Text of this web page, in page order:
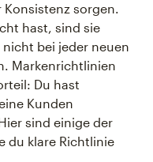
sorgen.
hast, sind sie
bei jeder neuen
Markenrichtlinien
Du hast
Kunden
sind einige der
du klare Richtlinie